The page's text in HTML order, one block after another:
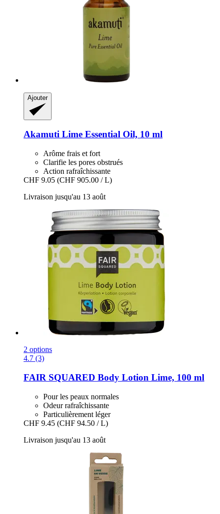
Ajouter
Akamuti Lime Essential Oil, 10 ml
Arôme frais et fort
Clarifie les pores obstrués
Action rafraîchissante
CHF 9.05 (CHF 905.00 / L)
Livraison jusqu'au 13 août
2 options
4.7 (3)
FAIR SQUARED Body Lotion Lime, 100 ml
Pour les peaux normales
Odeur rafraîchissante
Particulièrement léger
CHF 9.45 (CHF 94.50 / L)
Livraison jusqu'au 13 août